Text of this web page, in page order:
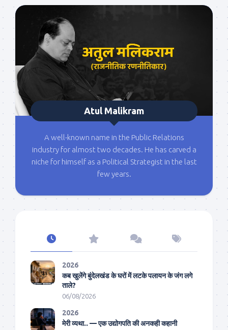
Atul Malikram
A well-known name in the Public Relations
industry for almost two decades. He has carved a
niche for himself as a Political Strategist in the last
few years.
2026
कब खुलेंगे बुंदेलखंड के घरों में लटके पलायन के जंग लगे
ताले?
06/08/2026
2026
मेरी व्यथा.. — एक उद्योगपति की अनकही कहानी